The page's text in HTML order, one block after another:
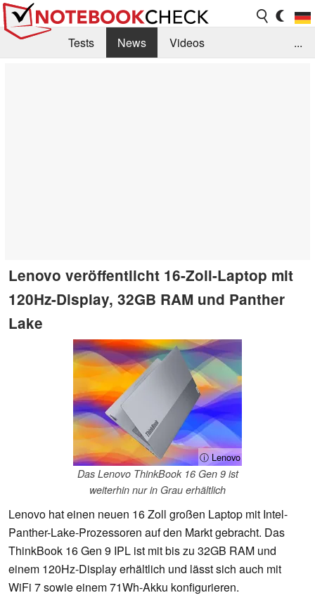
Tests News
Videos
...
Lenovo veröffentlicht 16-Zoll-Laptop mit
120Hz-Display, 32GB RAM und Panther
Lake
ⓘ Lenovo
Das Lenovo ThinkBook 16 Gen 9 ist
weiterhin nur in Grau erhältlich
Lenovo hat einen neuen 16 Zoll großen Laptop mit Intel-
Panther-Lake-Prozessoren auf den Markt gebracht. Das
ThinkBook 16 Gen 9 IPL ist mit bis zu 32GB RAM und
einem 120Hz-Display erhältlich und lässt sich auch mit
WiFi 7 sowie einem 71Wh-Akku konfigurieren.